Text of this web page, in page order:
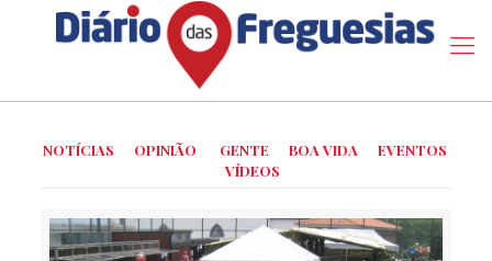
NOTÍCIAS OPINIÃO GENTE BOA VIDA
EVENTOS
VÍDEOS